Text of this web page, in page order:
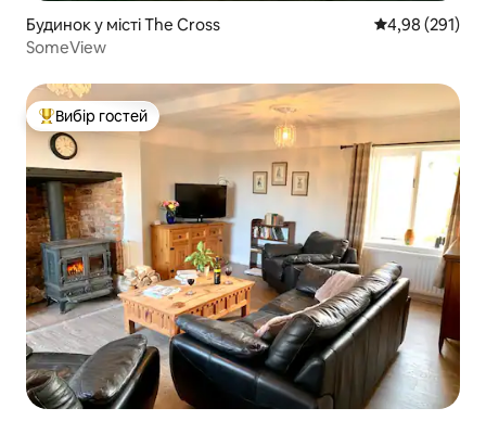
Будинок у місті The Cross Середня
4,98 (291)
SomeView
Топ вибір гостей
Вибір гостей